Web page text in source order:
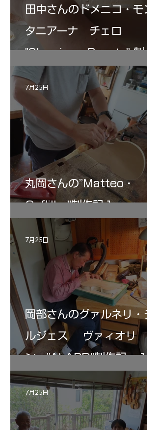
田中さんのドメニコ・モン
タニアーナ チェロ
"Sleeping・Beauty” 制作
記 30
丸岡さんの”Matteo・
Gofliller”制作記１
7月25日
岡部さんのグァルネリ・デ
ルジェス ヴァィオリ
ン ”ALARD"制作記 １2
7月25日
7月25日